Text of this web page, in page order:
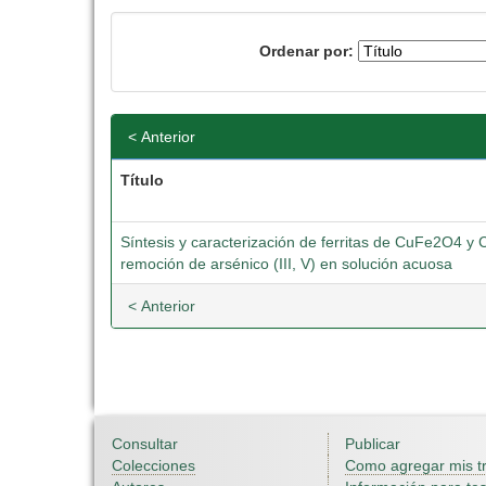
Ordenar por:
< Anterior
Título
Síntesis y caracterización de ferritas de CuFe2O4 y
remoción de arsénico (III, V) en solución acuosa
< Anterior
Consultar
Colecciones
Publicar
Como agregar mis